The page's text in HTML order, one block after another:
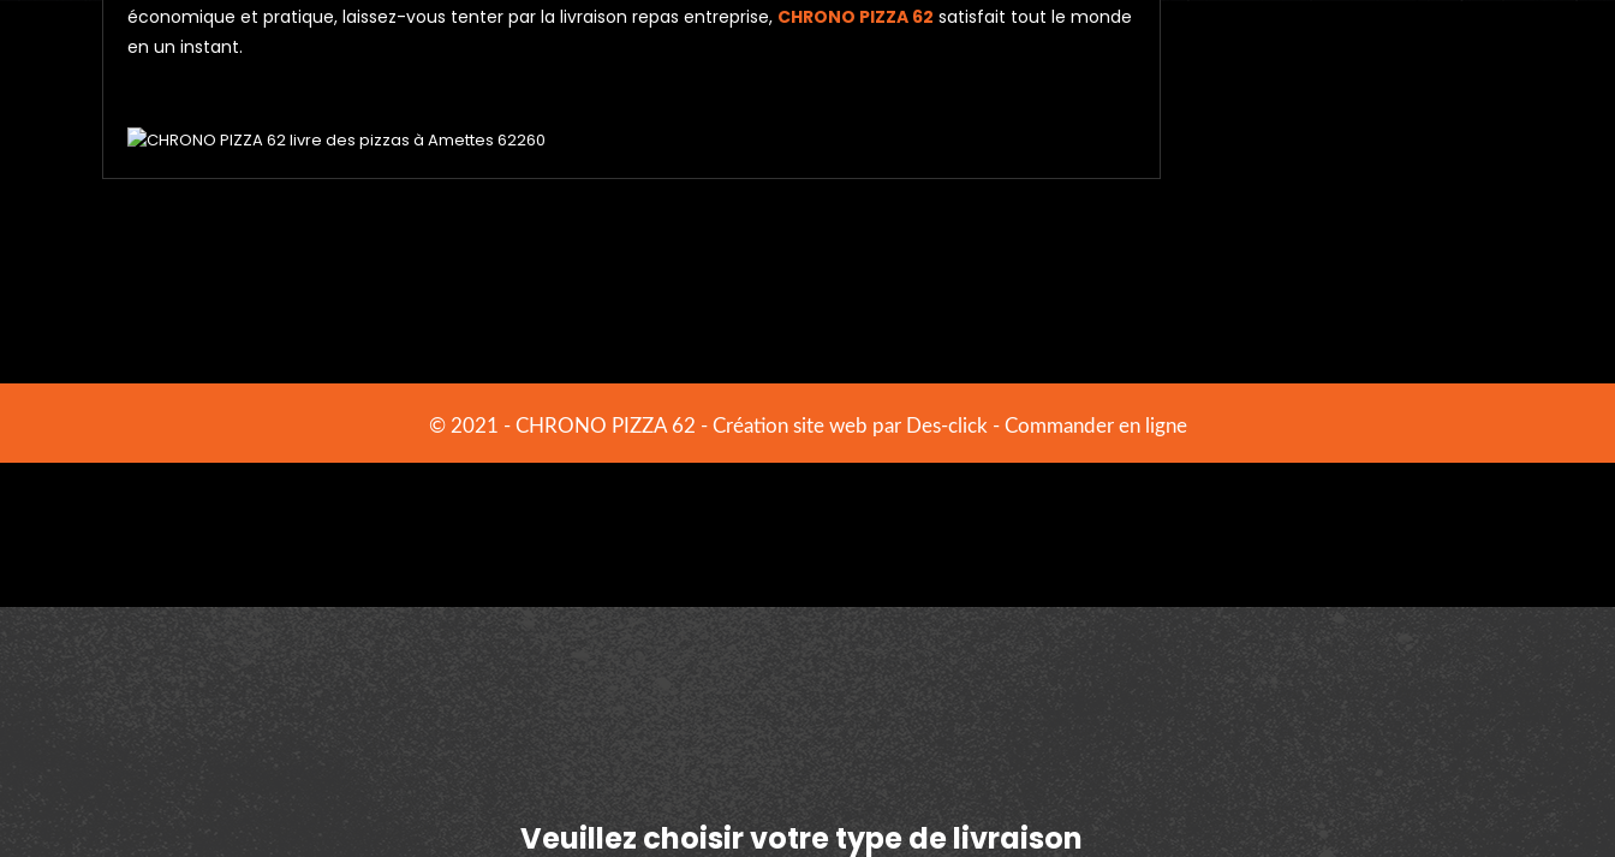
économique et pratique, laissez-vous tenter par la livraison repas entreprise, CHRONO PIZZA 62 satisfait tout le monde
en un instant.
© 2021 - CHRONO PIZZA 62 - Création site web par Des-click - Commander en ligne